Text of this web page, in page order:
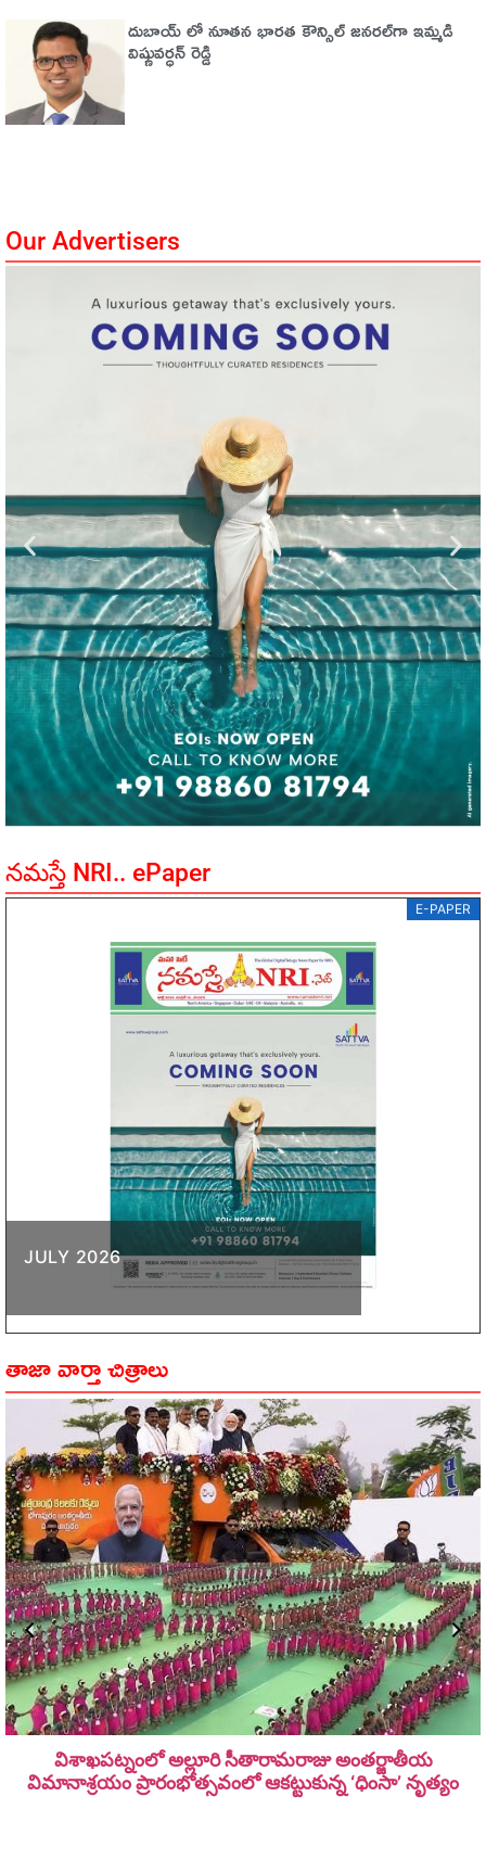
దుబాయ్ లో నూతన భారత కౌన్సిల్ జనరల్‌గా ఇమ్మడి
విష్ణువర్ధన్ రెడ్డి
Our Advertisers
నమస్తే NRI.. ePaper
E-PAPER
JULY 2026
తాజా వార్తా చిత్రాలు
విశాఖపట్నంలో అల్లూరి సీతారామ‌రాజు అంత‌ర్జాతీయ
విమానాశ్ర‌యం ప్రారంభోత్సవంలో ఆకట్టుకున్న ‘ధింసా’ నృత్యం